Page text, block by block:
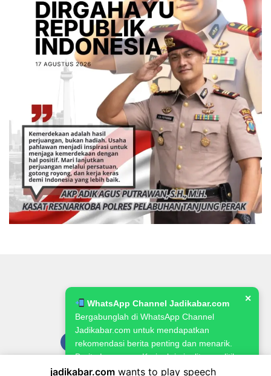
jadikabar.com wants to play speech
WhatsApp Channel Jadikabar.com
Bergabunglah di WhatsApp Channel
Jadikabar.com untuk mendapatkan
rekomendasi berita penting dan menarik.
Berita Lowongan Kerja, kriminalitas, politik,
pemerintahan, pertanian & ketahanan
✕